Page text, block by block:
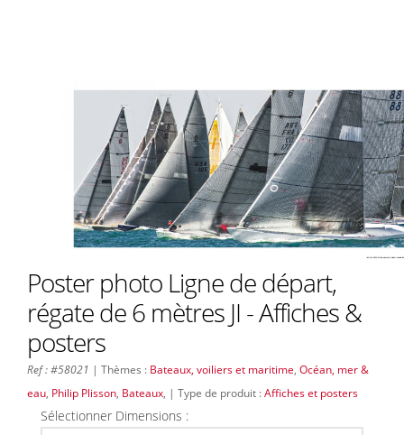
Poster photo Ligne de départ,
régate de 6 mètres JI - Affiches &
posters
Ref : #58021 | Thèmes : Bateaux, voiliers et maritime Océan, mer &
eau Philip Plisson Bateaux , | Type de produit :Affiches et posters
Sélectionner Dimensions :